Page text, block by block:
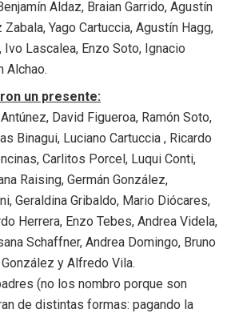
Aldaz, Braian Garrido, Agustín
Zabala, Yago Cartuccia, Agustín Hagg,
Ivo Lascalea, Enzo Soto, Ignacio
Alchao.
un presente:
David Figueroa, Ramón Soto,
Binagui, Luciano Cartuccia , Ricardo
Carlitos Porcel, Luqui Conti,
Raising, Germán González,
Geraldina Gribaldo, Mario Diócares,
Herrera, Enzo Tebes, Andrea Videla,
Schaffner, Andrea Domingo, Bruno
y Alfredo Vila.
(no los nombro porque son
de distintas formas: pagando la